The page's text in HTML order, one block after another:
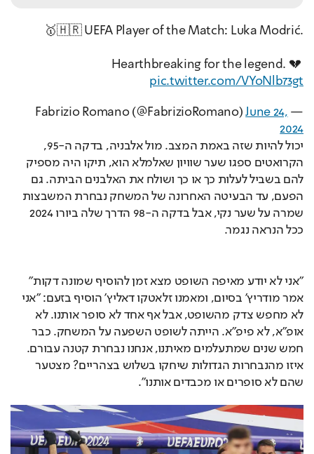
🥇🇭🇷 UEFA Player of the Match: Luka Modrić.
pic.twitter.com/VYoNlb73gt
— Fabrizio Romano (@FabrizioRomano)
June 24,
2024
יכול להיות שזה באמת המצב. מול אלבניה, בדקה ה-95,
הקרואטים ספגו שער שוויון שאלמלא הוא, תיקו היה מספיק
להם בשביל לעלות כך או כך ושולח את האלבנים הביתה. גם
הפעם, עד הבעיטה האחרונה של המשחק נבחרת המשבצות
שמרה על שער נקי, אבל בדקה ה-98 הדרך שלה ביורו 2024
ככל הנראה נגמר.
"אני לא יודע מאיפה השופט מצא זמן להוסיף שמונה דקות"
אמר מודריץ' בסיום, ומאמנו זלאטקו דאליץ' הוסיף בזעם: "אני
לא מחפש צדק מהשופט, אבל אף אחד לא סופר אותנו. לא
אופ"א, לא פיפ"א. הייתה לשופט השפעה על המשחק. כבר
חמש שנים שמתעלמים מאיתנו, אנחנו נבחרת קטנה עבורם.
איזו מהנבחרות הגדולות שיחקו בשלוש בצהריים? מצטער
שהם לא סופרים או מכבדים אותנו".